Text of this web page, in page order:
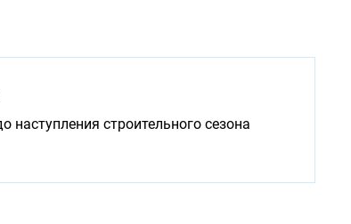
наступления строительного сезона